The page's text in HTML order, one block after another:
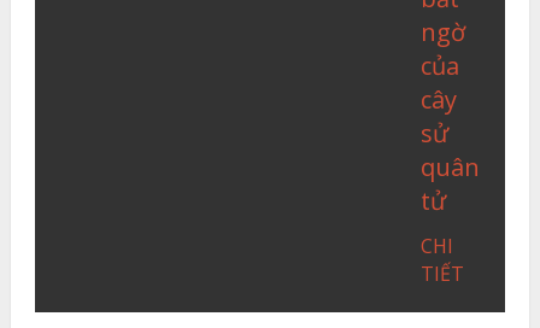
ngờ
của
cây
sử
quân
tử
CHI
TIẾT